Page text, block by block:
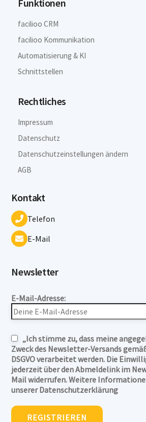
Funktionen
facilioo CRM
facilioo Kommunikation
Automatisierung & KI
Schnittstellen
Rechtliches
Impressum
Datenschutz
Datenschutzeinstellungen ändern
AGB
Kontakt
Telefon
E-Mail
Newsletter
E-Mail-Adresse:
„Ich stimme zu, dass meine
Zweck des Newsletter-Versands
DSGVO verarbeitet werden. Die
jederzeit über den Abmeldelink im
Mail widerrufen. Weitere
unserer Datenschutzerklärung